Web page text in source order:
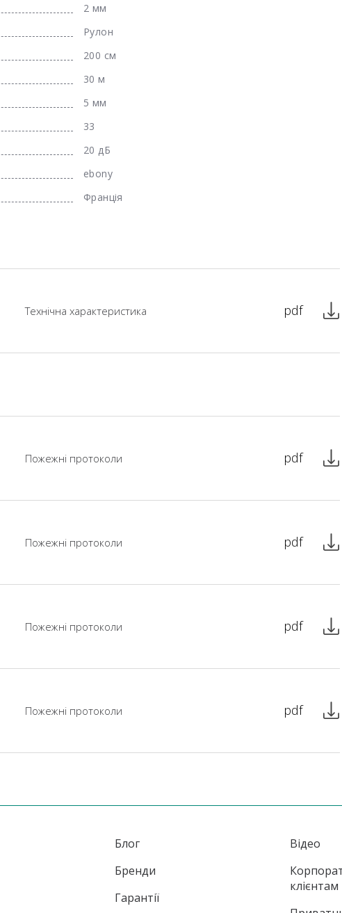
2 мм
Рулон
200 см
30 м
5 мм
33
20 дБ
ebony
Франція
Технічна характеристика pdf
Пожежні протоколи pdf
Пожежні протоколи pdf
Пожежні протоколи pdf
Пожежні протоколи pdf
Блог
Бренди
Гарантії
Відео
клієнтам